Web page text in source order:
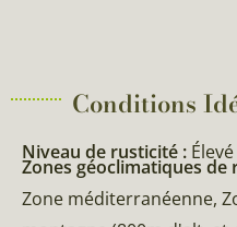
Conditions
Niveau de rusticité :
Zones géoclimatiques de
Zone méditerranéenne,